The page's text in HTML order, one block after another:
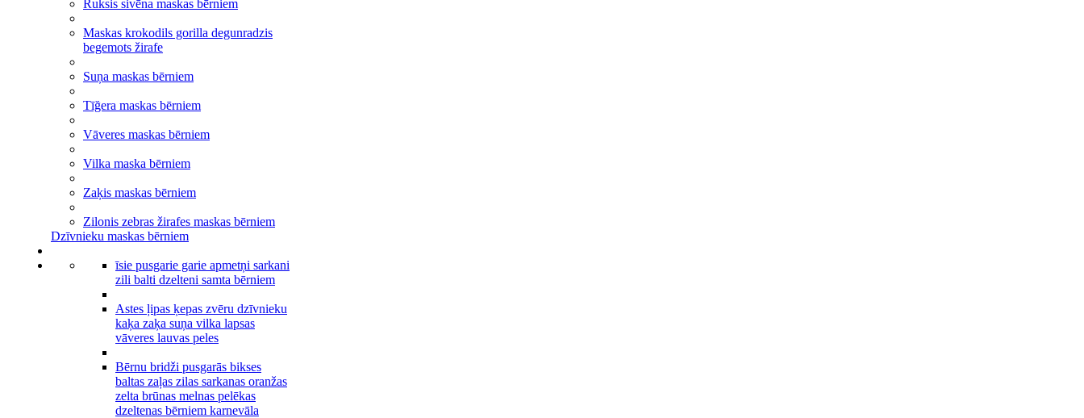
Ruksis sivēna maskas bērniem
Maskas krokodils gorilla degunradzis
begemots žirafe
Suņa maskas bērniem
Tīğera maskas bērniem
Vāveres maskas bērniem
Vilka maska bērniem
Zaķis maskas bērniem
Zilonis zebras žirafes maskas bērniem
Dzīvnieku maskas bērniem
īsie pusgarie garie apmetņi sarkani
zili balti dzelteni samta bērniem
Astes ļipas ķepas zvēru dzīvnieku
kaķa zaķa suņa vilka lapsas
vāveres lauvas peles
Bērnu bridži pusgarās bikses
baltas zaļas zilas sarkanas oranžas
zelta brūnas melnas pelēkas
dzeltenas bērniem karnevāla